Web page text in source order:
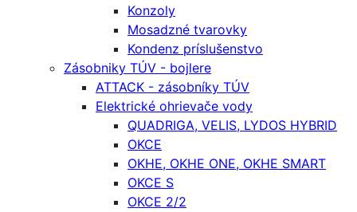
Konzoly
Mosadzné tvarovky
Kondenz príslušenstvo
Zásobniky TÚV - bojlere
ATTACK - zásobníky TÚV
Elektrické ohrievače vody
QUADRIGA, VELIS, LYDOS HYBRID
OKCE
OKHE, OKHE ONE, OKHE SMART
OKCE S
OKCE 2/2